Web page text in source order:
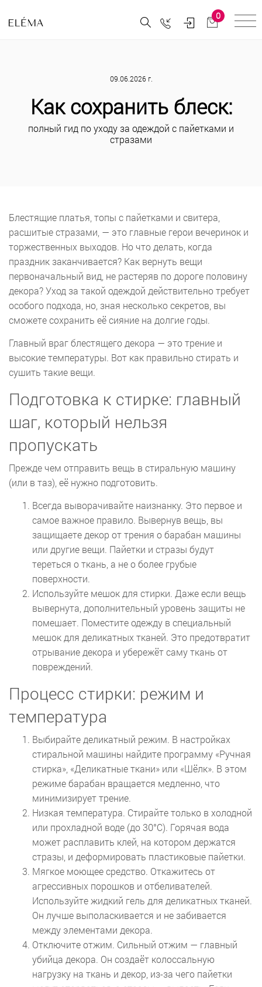
0
09.06.2026 г.
Как сохранить блеск:
полный гид по уходу за одеждой с пайетками и
стразами
Блестящие платья, топы с пайетками и свитера,
расшитые стразами, — это главные герои вечеринок и
торжественных выходов. Но что делать, когда
праздник заканчивается? Как вернуть вещи
первоначальный вид, не растеряв по дороге половину
декора? Уход за такой одеждой действительно требует
особого подхода, но, зная несколько секретов, вы
сможете сохранить её сияние на долгие годы.
Главный враг блестящего декора — это трение и
высокие температуры. Вот как правильно стирать и
сушить такие вещи.
Подготовка к стирке: главный
шаг, который нельзя
пропускать
Прежде чем отправить вещь в стиральную машину
(или в таз), её нужно подготовить.
Всегда выворачивайте наизнанку. Это первое и
самое важное правило. Вывернув вещь, вы
защищаете декор от трения о барабан машины
или другие вещи. Пайетки и стразы будут
тереться о ткань, а не о более грубые
поверхности.
Используйте мешок для стирки. Даже если вещь
вывернута, дополнительный уровень защиты не
помешает. Поместите одежду в специальный
мешок для деликатных тканей. Это предотвратит
отрывание декора и убережёт саму ткань от
повреждений.
Процесс стирки: режим и
температура
Выбирайте деликатный режим. В настройках
стиральной машины найдите программу «Ручная
стирка», «Деликатные ткани» или «Шёлк». В этом
режиме барабан вращается медленно, что
минимизирует трение.
Низкая температура. Стирайте только в холодной
или прохладной воде (до 30°C). Горячая вода
может расплавить клей, на котором держатся
стразы, и деформировать пластиковые пайетки.
Мягкое моющее средство. Откажитесь от
агрессивных порошков и отбеливателей.
Используйте жидкий гель для деликатных тканей.
Он лучше выполаскивается и не забивается
между элементами декора.
Отключите отжим. Сильный отжим — главный
убийца декора. Он создаёт колоссальную
нагрузку на ткань и декор, из-за чего пайетки